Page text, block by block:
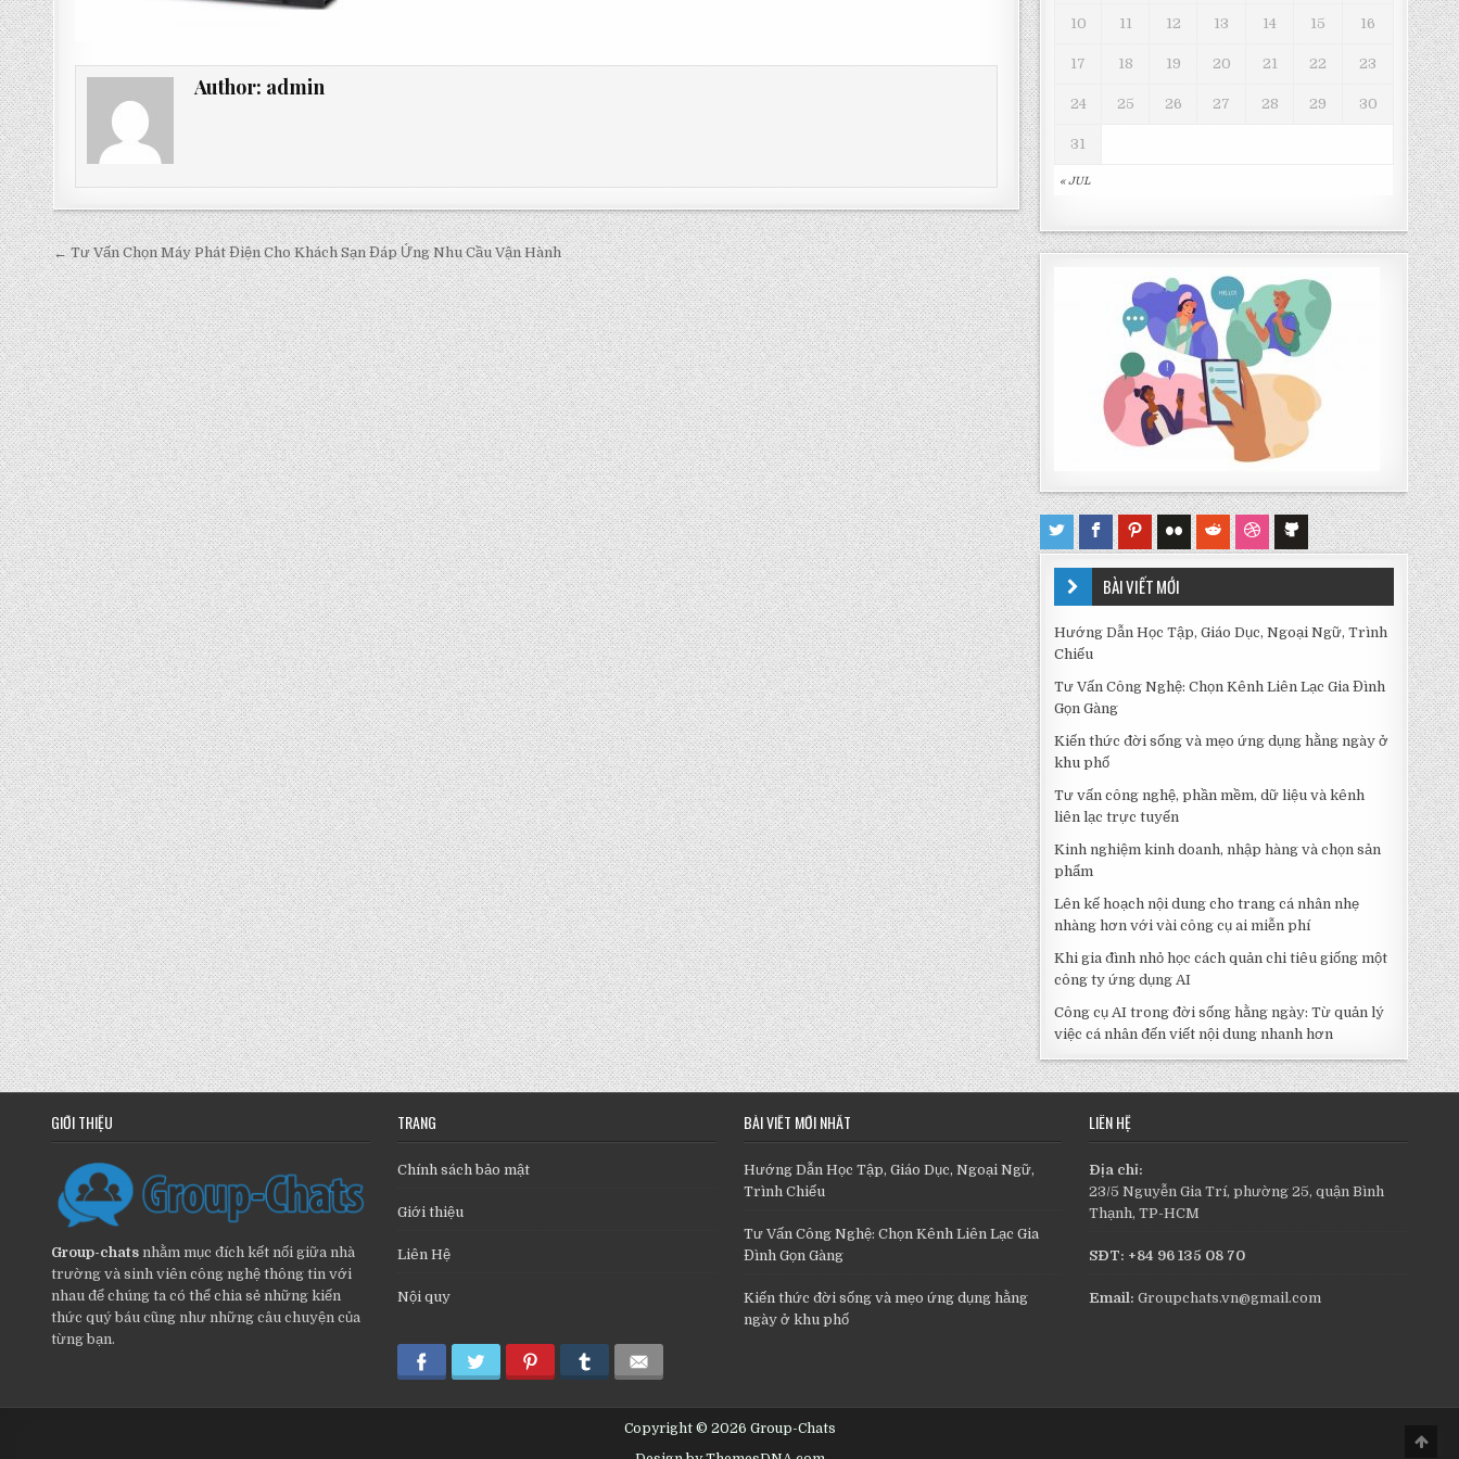
Author: admin
Post
navigation
← Tư Vấn Chọn Máy Phát Điện Cho Khách Sạn Đáp Ứng Nhu Cầu Vận Hành
« JUL
10 11 12 13 14 15 16
17 18 19 20 21 22 23
24 25 26 27 28 29 30
31
BÀI VIẾT MỚI
Hướng Dẫn Học Tập, Giáo Dục, Ngoại Ngữ, Trình
Chiếu
Tư Vấn Công Nghệ: Chọn Kênh Liên Lạc Gia Đình
Gọn Gàng
Kiến thức đời sống và mẹo ứng dụng hằng ngày ở
khu phố
Tư vấn công nghệ, phần mềm, dữ liệu và kênh
liên lạc trực tuyến
Kinh nghiệm kinh doanh, nhập hàng và chọn sản
phẩm
Lên kế hoạch nội dung cho trang cá nhân nhẹ
nhàng hơn với vài công cụ ai miễn phí
Khi gia đình nhỏ học cách quản chi tiêu giống một
công ty ứng dụng AI
Công cụ AI trong đời sống hằng ngày: Từ quản lý
việc cá nhân đến viết nội dung nhanh hơn
GIỚI THIỆU
Group-chats nhằm mục đích kết nối giữa nhà
trường và sinh viên công nghệ thông tin với
nhau để chúng ta có thể chia sẻ những kiến
thức quý báu cũng như những câu chuyện của
từng bạn.
TRANG
Chính sách bảo mật
Giới thiệu
Liên Hệ
Nội quy
BÀI VIẾT MỚI NHẤT
Hướng Dẫn Học Tập, Giáo Dục, Ngoại Ngữ,
Trình Chiếu
Tư Vấn Công Nghệ: Chọn Kênh Liên Lạc Gia
Đình Gọn Gàng
Kiến thức đời sống và mẹo ứng dụng hằng
ngày ở khu phố
LIÊN HỆ
Địa chỉ:
23/5 Nguyễn Gia Trí, phường 25, quận Bình
Thạnh, TP-HCM
SĐT: +84 96 135 08 70
Email: Groupchats.vn@gmail.com
Copyright © 2026 Group-Chats